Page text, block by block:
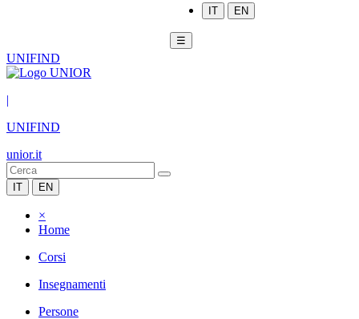
IT EN
☰
UNIFIND
|
UNIFIND
unior.it
IT EN
×
Home
Corsi
Insegnamenti
Persone